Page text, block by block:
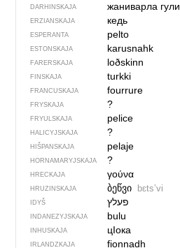
DARHINSKAJA жаниварла гули
ERZIANSKAJA кедь
ESPERANTA pelto
ESTONSKAJA karusnahk
FARERSKAJA loðskinn
FINSKAJA turkki
FRANCUSKAJA fourrure
FRYSKAJA ?
FRYULSKAJA pelice
HALICYJSKAJA ?
HIŠPANSKAJA pelaje
HORNAMARYJSKAJA ?
HRECKAJA γούνα
HRUZINSKAJA ბეწვი bɛtsʼvi
IDYŠ פעלץ
INDANEZYJSKAJA bulu
INHUSKAJA цIока
IRLANDZKAJA fionnadh